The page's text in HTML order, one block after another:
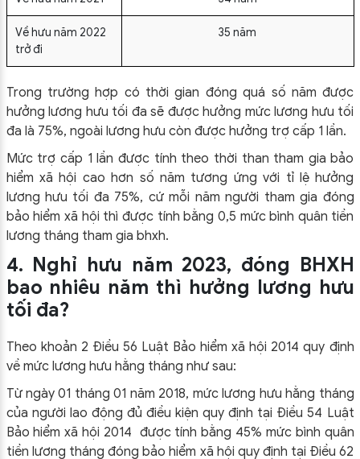
Về hưu năm 2022
trở đi
35 năm
Trong trường hợp có thời gian đóng quá số năm được
hưởng lương hưu tối đa sẽ được hưởng mức lương hưu tối
đa là 75%, ngoài lương hưu còn được hưởng trợ cấp 1 lần.
Mức trợ cấp 1 lần được tính theo thời than tham gia bảo
hiểm xã hội cao hơn số năm tương ứng với tỉ lệ hưởng
lương hưu tối đa 75%, cứ mỗi năm người tham gia đóng
bảo hiểm xã hội thì được tính bằng 0,5 mức bình quân tiền
lương tháng tham gia bhxh.
4. Nghỉ hưu năm 2023, đóng BHXH
bao nhiêu năm thì hưởng lương hưu
tối đa?
Theo khoản 2 Điều 56 Luật Bảo hiểm xã hội 2014 quy định
về mức lương hưu hằng tháng như sau:
Từ ngày 01 tháng 01 năm 2018, mức lương hưu hằng tháng
của người lao động đủ điều kiện quy định tại Điều 54 Luật
Bảo hiểm xã hội 2014 được tính bằng 45% mức bình quân
tiền lương tháng đóng bảo hiểm xã hội quy định tại Điều 62